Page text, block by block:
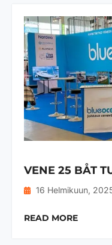
VENE 25 BÅT
16 Helmikuun,
READ MORE